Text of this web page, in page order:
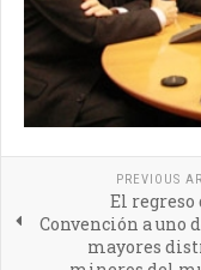
PREVIOUS
El regreso
Convención a uno
mayores